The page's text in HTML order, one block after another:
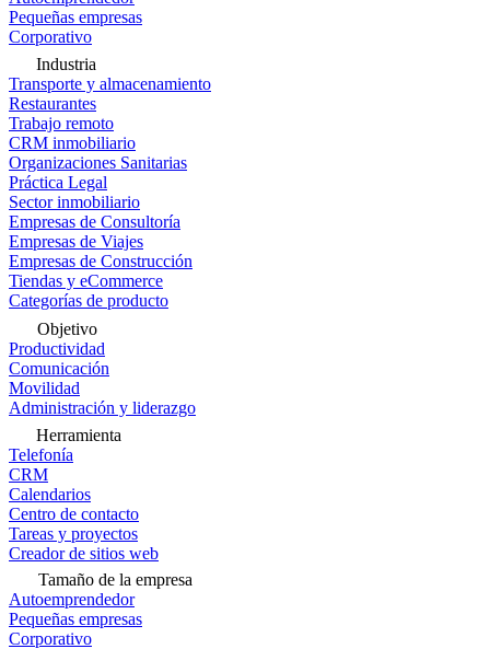
Pequeñas empresas
Corporativo
Industria
Transporte y almacenamiento
Restaurantes
Trabajo remoto
CRM inmobiliario
Organizaciones Sanitarias
Práctica Legal
Sector inmobiliario
Empresas de Consultoría
Empresas de Viajes
Empresas de Construcción
Tiendas y eCommerce
Categorías de producto
Objetivo
Productividad
Comunicación
Movilidad
Administración y liderazgo
Herramienta
Telefonía
CRM
Calendarios
Centro de contacto
Tareas y proyectos
Creador de sitios web
Tamaño de la empresa
Autoemprendedor
Pequeñas empresas
Corporativo